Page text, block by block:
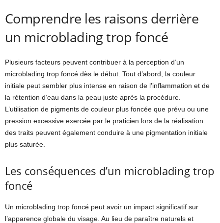
Comprendre les raisons derrière
un microblading trop foncé
Plusieurs facteurs peuvent contribuer à la perception d’un
microblading trop foncé dès le début. Tout d’abord, la couleur
initiale peut sembler plus intense en raison de l’inflammation et de
la rétention d’eau dans la peau juste après la procédure.
L’utilisation de pigments de couleur plus foncée que prévu ou une
pression excessive exercée par le praticien lors de la réalisation
des traits peuvent également conduire à une pigmentation initiale
plus saturée.
Les conséquences d’un microblading trop
foncé
Un microblading trop foncé peut avoir un impact significatif sur
l’apparence globale du visage. Au lieu de paraître naturels et